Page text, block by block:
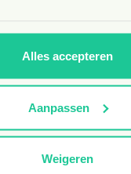
Alles accepteren
Aanpassen
Weigeren
-5%
Spray 150 ml